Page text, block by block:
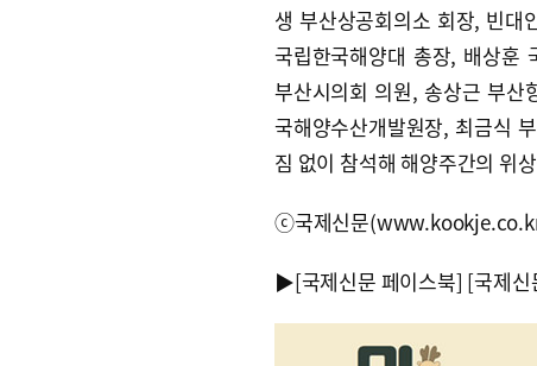
생 부산상공회의소 회장, 빈대
국립한국해양대 총장, 배상훈
부산시의회 의원, 송상근 부산
국해양수산개발원장, 최금식
짐 없이 참석해 해양주간의 위
ⓒ국제신문
▶[국제신문 페이스북] [국제신